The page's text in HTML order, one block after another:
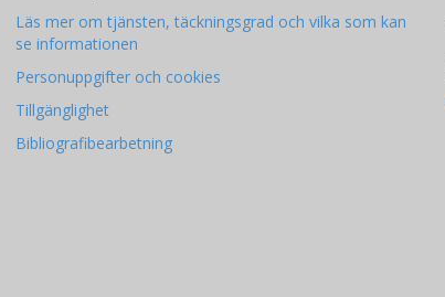
Läs mer om tjänsten, täckningsgrad och vilka som kan
se informationen
Personuppgifter och cookies
Tillgänglighet
Bibliografibearbetning